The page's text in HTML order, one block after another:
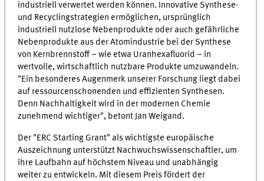
industriell verwertet werden können. Innovative Synthese-
und Recyclingstrategien ermöglichen, ursprünglich
industriell nutzlose Nebenprodukte oder auch gefährliche
Nebenprodukte aus der Atomindustrie bei der Synthese
von Kernbrennstoff – wie etwa Uranhexafluorid – in
wertvolle, wirtschaftlich nutzbare Produkte umzuwandeln.
"Ein besonderes Augenmerk unserer Forschung liegt dabei
auf ressourcenschonenden und effizienten Synthesen.
Denn Nachhaltigkeit wird in der modernen Chemie
zunehmend wichtiger", betont Jan Weigand.
Der "ERC Starting Grant" als wichtigste europäische
Auszeichnung unterstützt Nachwuchswissenschaftler, um
ihre Laufbahn auf höchstem Niveau und unabhängig
weiter zu entwickeln. Mit diesem Preis fördert der